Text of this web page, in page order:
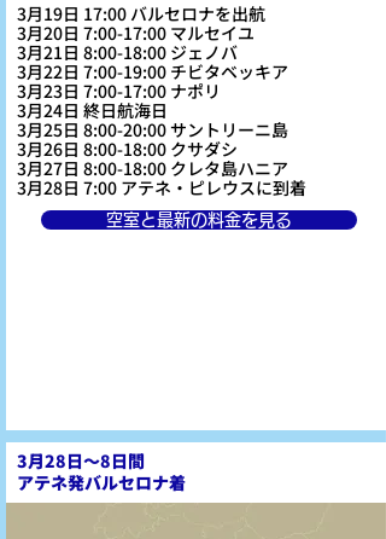
3月19日 17:00 バルセロナを出航
3月20日 7:00-17:00 マルセイユ
3月21日 8:00-18:00 ジェノバ
3月22日 7:00-19:00 チビタベッキア
3月23日 7:00-17:00 ナポリ
3月24日 終日航海日
3月25日 8:00-20:00 サントリーニ島
3月26日 8:00-18:00 クサダシ
3月27日 8:00-18:00 クレタ島ハニア
3月28日 7:00 アテネ・ピレウスに到着
空室と最新の料金を見る
3月28日～8日間
アテネ発バルセロナ着